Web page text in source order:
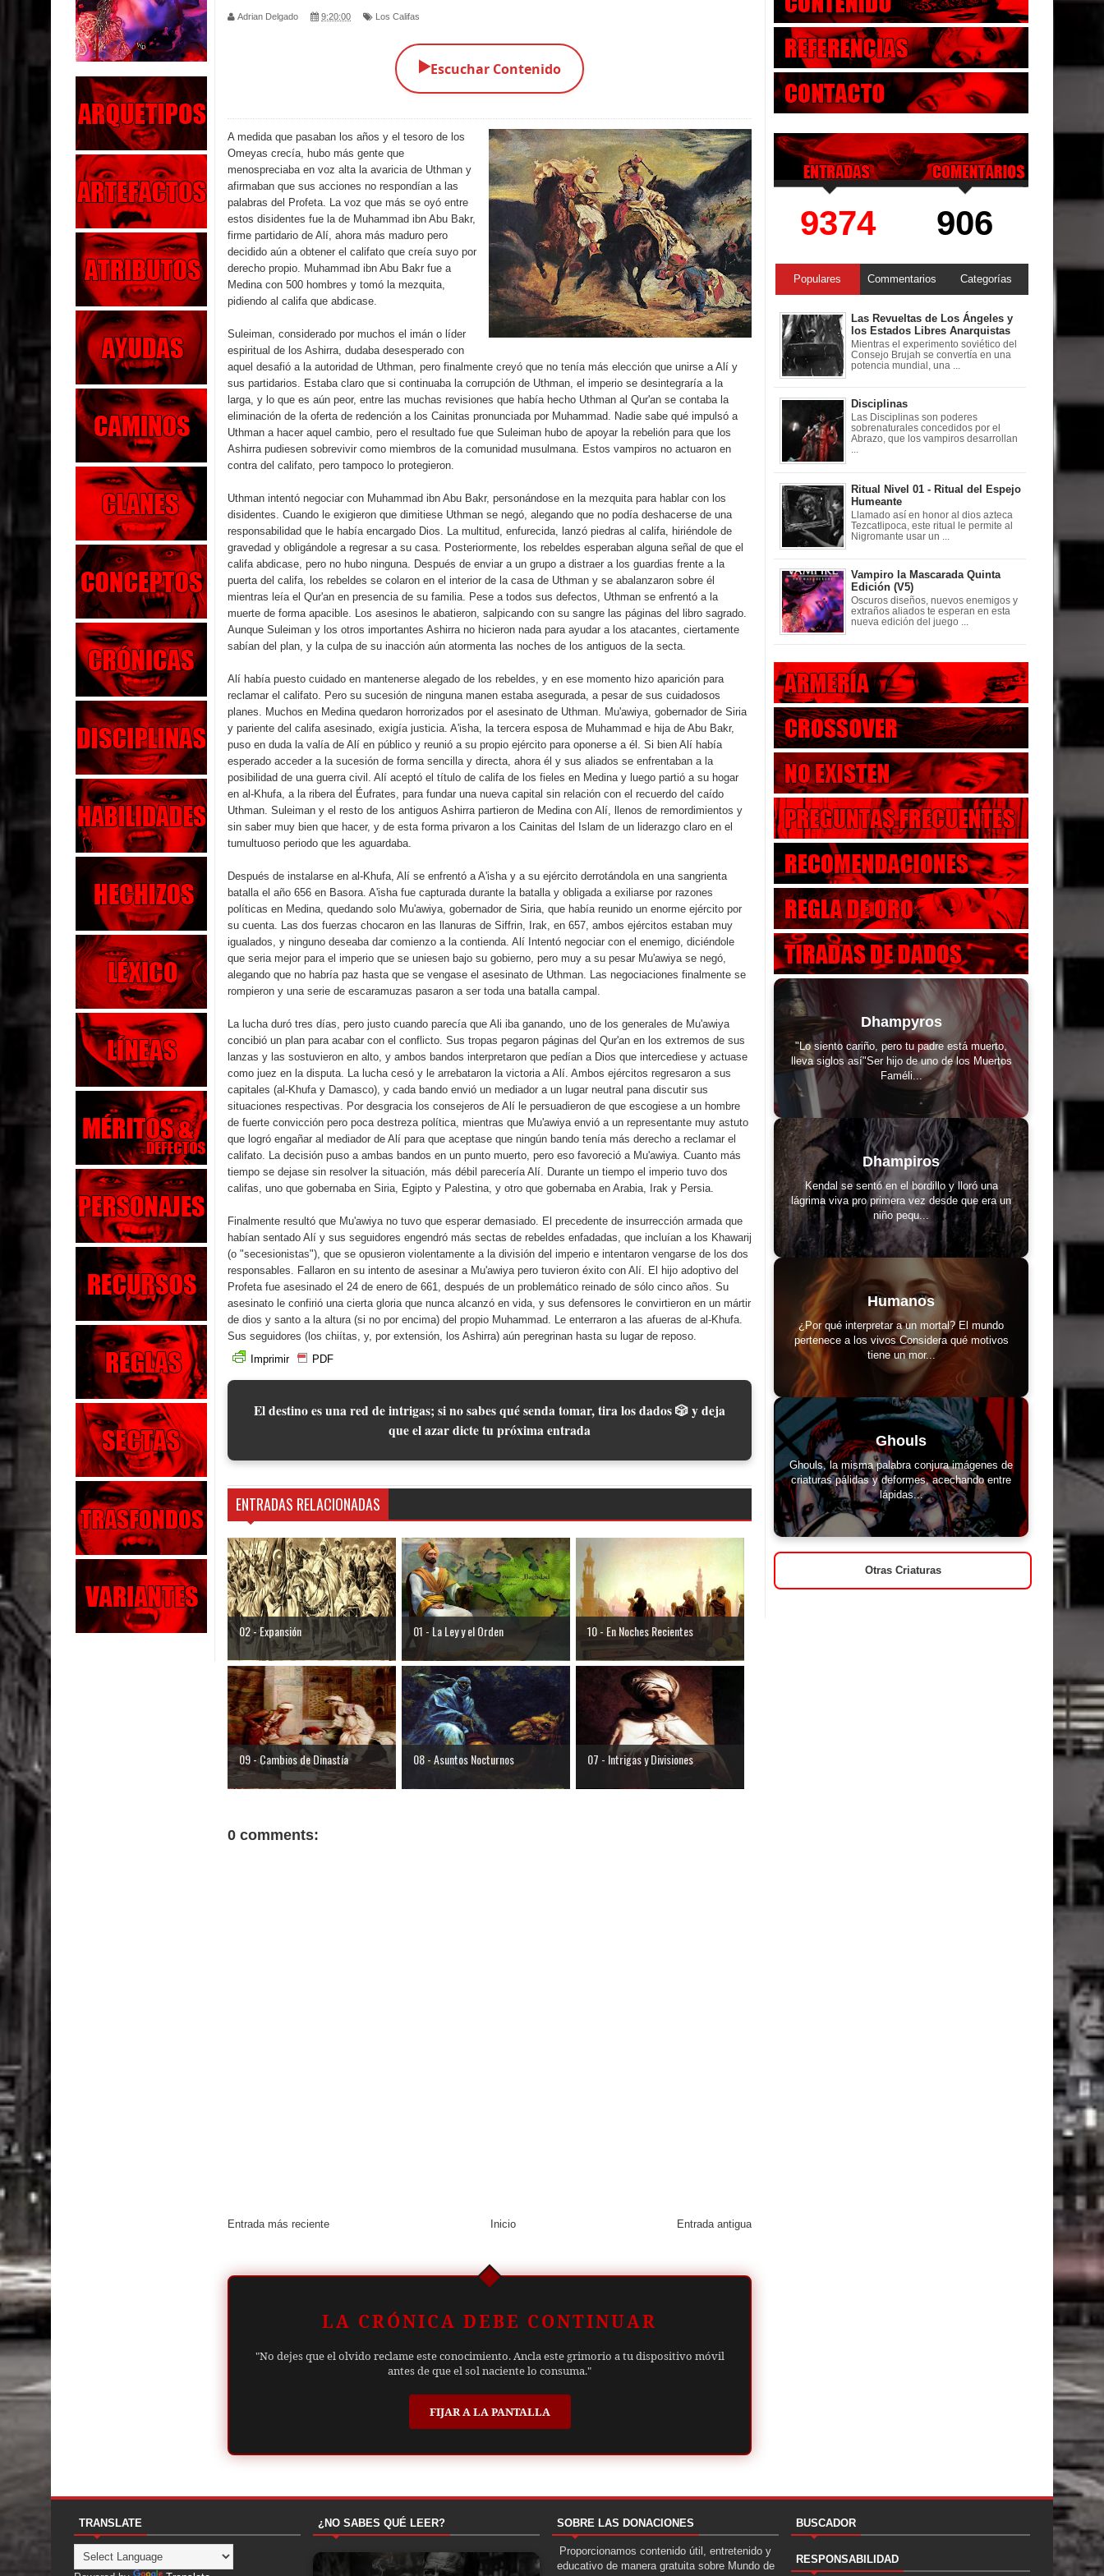
Parte 01: Escondido a Plena Luz
Parte 02: El Enemigo de mi Enemigo
Parte 06: Coletazos
Parte 05: Los Horrores del Infierno
Parte 04: Oídos Sordos
Parte 03: La Traición
Parte 02: Vuelve el Hijo Prodigo
Parte 03: Reflexiones
Parte 02: Un Bicho Raro
Adrian Delgado 9:20:00 Los Califas
▶️Escuchar Contenido
A medida que pasaban los años y el tesoro de los
Omeyas crecía, hubo más gente que
menospreciaba en voz alta la avaricia de Uthman y
afirmaban que sus acciones no respondían a las
palabras del Profeta. La voz que más se oyó entre
estos disidentes fue la de Muhammad ibn Abu Bakr,
firme partidario de Alí, ahora más maduro pero
decidido aún a obtener el califato que creía suyo por
derecho propio. Muhammad ibn Abu Bakr fue a
Medina con 500 hombres y tomó la mezquita,
pidiendo al califa que abdicase.
Suleiman, considerado por muchos el imán o líder
espiritual de los Ashirra, dudaba desesperado con
aquel desafió a la autoridad de Uthman, pero finalmente creyó que no tenía más elección que unirse a Alí y
sus partidarios. Estaba claro que si continuaba la corrupción de Uthman, el imperio se desintegraría a la
larga, y lo que es aún peor, entre las muchas revisiones que había hecho Uthman al Qur'an se contaba la
eliminación de la oferta de redención a los Cainitas pronunciada por Muhammad. Nadie sabe qué impulsó a
Uthman a hacer aquel cambio, pero el resultado fue que Suleiman hubo de apoyar la rebelión para que los
Ashirra pudiesen sobrevivir como miembros de la comunidad musulmana. Estos vampiros no actuaron en
contra del califato, pero tampoco lo protegieron.
Uthman intentó negociar con Muhammad ibn Abu Bakr, personándose en la mezquita para hablar con los
disidentes. Cuando le exigieron que dimitiese Uthman se negó, alegando que no podía deshacerse de una
responsabilidad que le había encargado Dios. La multitud, enfurecida, lanzó piedras al califa, hiriéndole de
gravedad y obligándole a regresar a su casa. Posteriormente, los rebeldes esperaban alguna señal de que el
califa abdicase, pero no hubo ninguna. Después de enviar a un grupo a distraer a los guardias frente a la
puerta del califa, los rebeldes se colaron en el interior de la casa de Uthman y se abalanzaron sobre él
mientras leía el Qur'an en presencia de su familia. Pese a todos sus defectos, Uthman se enfrentó a la
muerte de forma apacible. Los asesinos le abatieron, salpicando con su sangre las páginas del libro sagrado.
Aunque Suleiman y los otros importantes Ashirra no hicieron nada para ayudar a los atacantes, ciertamente
sabían del plan, y la culpa de su inacción aún atormenta las noches de los antiguos de la secta.
Alí había puesto cuidado en mantenerse alegado de los rebeldes, y en ese momento hizo aparición para
reclamar el califato. Pero su sucesión de ninguna manen estaba asegurada, a pesar de sus cuidadosos
planes. Muchos en Medina quedaron horrorizados por el asesinato de Uthman. Mu'awiya, gobernador de Siria
y pariente del califa asesinado, exigía justicia. A'isha, la tercera esposa de Muhammad e hija de Abu Bakr,
puso en duda la valía de Alí en público y reunió a su propio ejército para oponerse a él. Si bien Alí había
esperado acceder a la sucesión de forma sencilla y directa, ahora él y sus aliados se enfrentaban a la
posibilidad de una guerra civil. Alí aceptó el título de califa de los fieles en Medina y luego partió a su hogar
en al-Khufa, a la ribera del Éufrates, para fundar una nueva capital sin relación con el recuerdo del caído
Uthman. Suleiman y el resto de los antiguos Ashirra partieron de Medina con Alí, llenos de remordimientos y
sin saber muy bien que hacer, y de esta forma privaron a los Cainitas del Islam de un liderazgo claro en el
tumultuoso periodo que les aguardaba.
Después de instalarse en al-Khufa, Alí se enfrentó a A'isha y a su ejército derrotándola en una sangrienta
batalla el año 656 en Basora. A'isha fue capturada durante la batalla y obligada a exiliarse por razones
políticas en Medina, quedando solo Mu'awiya, gobernador de Siria, que había reunido un enorme ejército por
su cuenta. Las dos fuerzas chocaron en las llanuras de Siffrin, Irak, en 657, ambos ejércitos estaban muy
igualados, y ninguno deseaba dar comienzo a la contienda. Alí Intentó negociar con el enemigo, diciéndole
que seria mejor para el imperio que se uniesen bajo su gobierno, pero muy a su pesar Mu'awiya se negó,
alegando que no habría paz hasta que se vengase el asesinato de Uthman. Las negociaciones finalmente se
rompieron y una serie de escaramuzas pasaron a ser toda una batalla campal.
La lucha duró tres días, pero justo cuando parecía que Ali iba ganando, uno de los generales de Mu'awiya
concibió un plan para acabar con el conflicto. Sus tropas pegaron páginas del Qur'an en los extremos de sus
lanzas y las sostuvieron en alto, y ambos bandos interpretaron que pedían a Dios que intercediese y actuase
como juez en la disputa. La lucha cesó y le arrebataron la victoria a Alí. Ambos ejércitos regresaron a sus
capitales (al-Khufa y Damasco), y cada bando envió un mediador a un lugar neutral pana discutir sus
situaciones respectivas. Por desgracia los consejeros de Alí le persuadieron de que escogiese a un hombre
de fuerte convicción pero poca destreza política, mientras que Mu'awiya envió a un representante muy astuto
que logró engañar al mediador de Alí para que aceptase que ningún bando tenía más derecho a reclamar el
califato. La decisión puso a ambas bandos en un punto muerto, pero eso favoreció a Mu'awiya. Cuanto más
tiempo se dejase sin resolver la situación, más débil parecería Alí. Durante un tiempo el imperio tuvo dos
califas, uno que gobernaba en Siria, Egipto y Palestina, y otro que gobernaba en Arabia, Irak y Persia.
Finalmente resultó que Mu'awiya no tuvo que esperar demasiado. El precedente de insurrección armada que
habían sentado Alí y sus seguidores engendró más sectas de rebeldes enfadadas, que incluían a los Khawarij
(o "secesionistas"), que se opusieron violentamente a la división del imperio e intentaron vengarse de los dos
responsables. Fallaron en su intento de asesinar a Mu'awiya pero tuvieron éxito con Alí. El hijo adoptivo del
Profeta fue asesinado el 24 de enero de 661, después de un problemático reinado de sólo cinco años. Su
asesinato le confirió una cierta gloria que nunca alcanzó en vida, y sus defensores le convirtieron en un mártir
de dios y santo a la altura (si no por encima) del propio Muhammad. Le enterraron a las afueras de al-Khufa.
Sus seguidores (los chiítas, y, por extensión, los Ashirra) aún peregrinan hasta su lugar de reposo.
Imprimir
PDF
El destino es una red de intrigas; si no sabes qué senda tomar, tira los dados 🎲 y deja
que el azar dicte tu próxima entrada
ENTRADAS RELACIONADAS
02 - Expansión 01 - La Ley y el Orden 10 - En Noches Recientes
09 - Cambios de Dinastía 08 - Asuntos Nocturnos 07 - Intrigas y Divisiones
0 comments:
Entrada más reciente Entrada antigua
Inicio
LA CRÓNICA DEBE CONTINUAR
"No dejes que el olvido reclame este conocimiento. Ancla este grimorio a tu dispositivo móvil
antes de que el sol naciente lo consuma."
FIJAR A LA PANTALLA
9374 906
Populares Commentarios Categorías
Las Revueltas de Los Ángeles y
los Estados Libres Anarquistas
Mientras el experimento soviético del
Consejo Brujah se convertía en una
potencia mundial, una ...
Disciplinas
Las Disciplinas son poderes
sobrenaturales concedidos por el
Abrazo, que los vampiros desarrollan
Ritual Nivel 01 - Ritual del Espejo
Humeante
Llamado así en honor al dios azteca
Tezcatlipoca, este ritual le permite al
Nigromante usar un ...
Vampiro la Mascarada Quinta
Edición (V5)
Oscuros diseños, nuevos enemigos y
extraños aliados te esperan en esta
nueva edición del juego ...
Dhampyros
"Lo siento cariño, pero tu padre está muerto,
lleva siglos así"Ser hijo de uno de los Muertos
Faméli...
Dhampiros
Kendal se sentó en el bordillo y lloró una
lágrima viva pro primera vez desde que era un
niño pequ...
Humanos
¿Por qué interpretar a un mortal? El mundo
pertenece a los vivos Considera qué motivos
tiene un mor...
Ghouls
Ghouls, la misma palabra conjura imágenes de
criaturas pálidas y deformes, acechando entre
lápidas...
Otras Criaturas
TRANSLATE ¿NO SABES QUÉ LEER? SOBRE LAS DONACIONES
Proporcionamos contenido útil, entretenido y
educativo de manera gratuita sobre Mundo de
BUSCADOR
RESPONSABILIDAD